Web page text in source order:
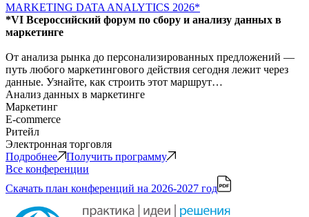
MARKETING DATA ANALYTICS 2026*
*VI Всероссийский форум по сбору и анализу данных в
маркетинге
От анализа рынка до персонализированных предложений —
путь любого маркетингового действия сегодня лежит через
данные. Узнайте, как строить этот маршрут…
Анализ данных в маркетинге
Маркетинг
E-commerce
Ритейл
Электронная торговля
Подробнее
Получить программу
Все конференции
Скачать план конференций на 2026-2027 год